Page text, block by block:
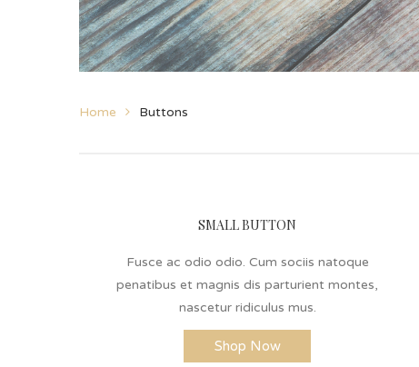
Home Buttons
SMALL BUTTON
Fusce ac odio odio. Cum sociis natoque
penatibus et magnis dis parturient montes,
nascetur ridiculus mus.
Shop Now